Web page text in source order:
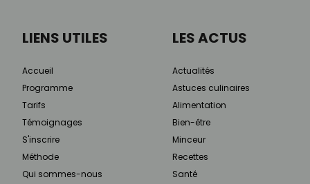
LIENS UTILES
Accueil
Programme
Tarifs
Témoignages
S'inscrire
Méthode
Qui sommes-nous
LES ACTUS
Actualités
Astuces culinaires
Alimentation
Bien-être
Minceur
Recettes
Santé